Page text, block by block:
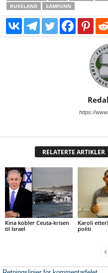
RUSSLAND
SAMFUNN
https://
RELATERTE ARTIKLER
Kina kobler Ceuta-krisen
til Israel
Karoli
politi